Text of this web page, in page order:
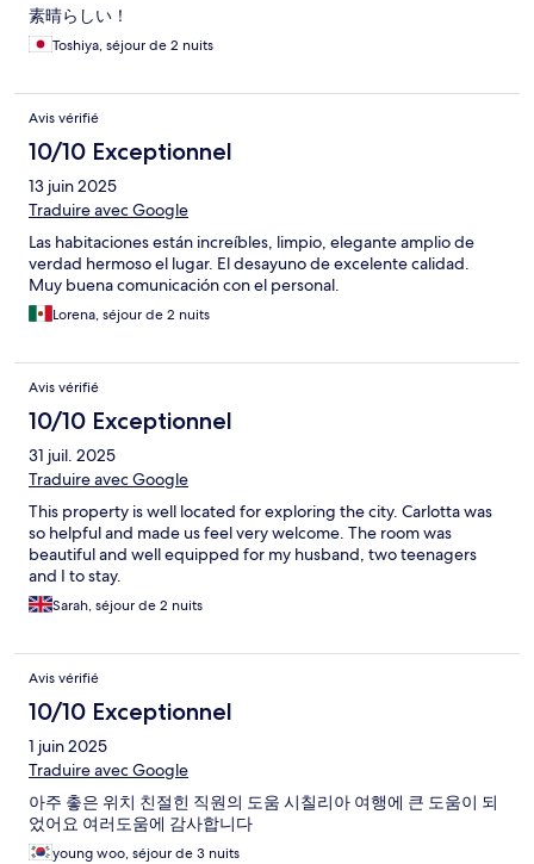
素晴らしい！
Toshiya, séjour de 2 nuits
Avis vérifié
10/10 Exceptionnel
13 juin 2025
Traduire avec Google
Las habitaciones están increíbles, limpio, elegante amplio de
verdad hermoso el lugar. El desayuno de excelente calidad.
Muy buena comunicación con el personal.
Lorena, séjour de 2 nuits
Avis vérifié
10/10 Exceptionnel
31 juil. 2025
Traduire avec Google
This property is well located for exploring the city. Carlotta was
so helpful and made us feel very welcome. The room was
beautiful and well equipped for my husband, two teenagers
and I to stay.
Sarah, séjour de 2 nuits
Avis vérifié
10/10 Exceptionnel
1 juin 2025
Traduire avec Google
아주 촣은 위치 친절힌 직원의 도움 시칠리아 여행에 큰 도움이 되
었어요 여러도움에 감사합니다
young woo, séjour de 3 nuits